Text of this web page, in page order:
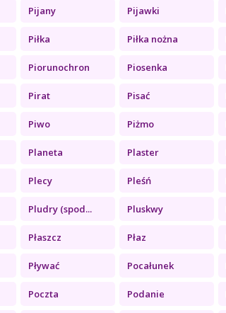
Pijany Pijawki
Piłka Piłka nożna
Piorunochron Piosenka
Pirat Pisać
Piwo Piżmo
Planeta Plaster
Plecy Pleśń
Pludry (spod... Pluskwy
Płaszcz Płaz
Pływać Pocałunek
Poczta Podanie